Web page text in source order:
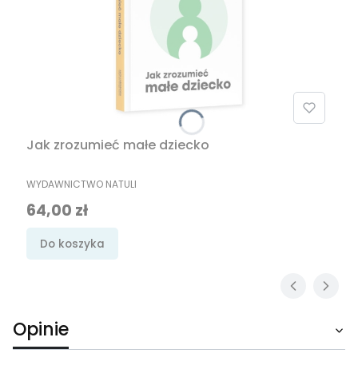
Jak zrozumieć małe dziecko
PRODUCENT
WYDAWNICTWO NATULI
Cena
64,00 zł
Do koszyka
Opinie